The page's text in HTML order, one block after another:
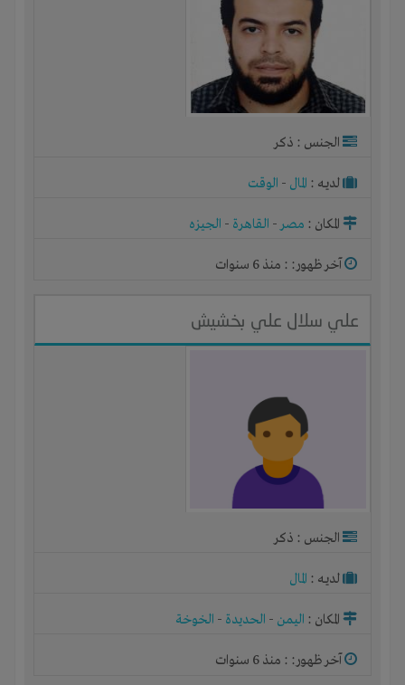
الجنس : ذكر
لديـه : المال - الوقت
المكان : مصر- القاهرة - الجيزه
آخر ظهور: : منذ 6 سنوات
علي سلال علي بخشيش
الجنس : ذكر
لديـه : المال
المكان : اليمن - الحديدة - الخوخة
آخر ظهور: : منذ 6 سنوات